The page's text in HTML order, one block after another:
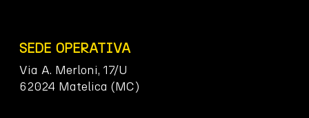
SEDE OPERATIVA
Via A. Merloni, 17/U
62024 Matelica (MC)